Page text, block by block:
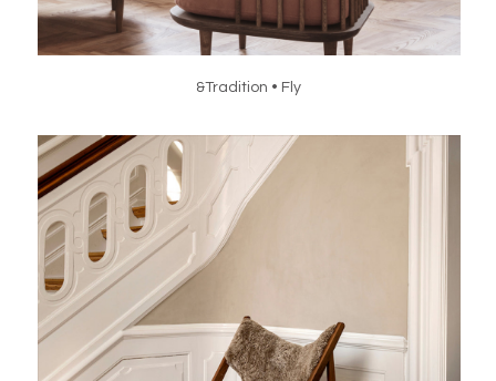
&Tradition • Fly